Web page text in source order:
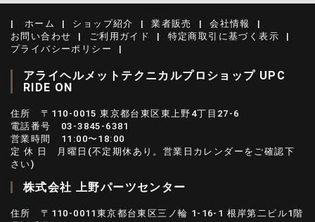
ホーム ショップ紹介 業者販売
会社情報
お問い合わせ
ご利用ガイド
特定商取引に基づく表示
プライバシーポリシー
アライヘルメットテクニカルプロショップ UPC
RIDE ON
住所 〒110-0015 東京都台東区東上野4丁目27-6
電話番号 03-3845-6381
営業時間 11:00〜18:00
定 休 日 月曜日(不定期休あり。営業日カレンダーをご確認下
さい)
株式会社 上野パーツセンター
住所 〒110-0011東京都台東区三ノ輪 1-16-1 根岸第二ビル1階